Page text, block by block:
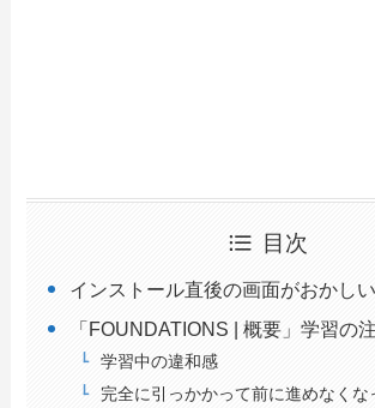
目次
インストール直後の画面がおかし
「FOUNDATIONS | 概要」学習の
学習中の違和感
完全に引っかかって前に進めなくな